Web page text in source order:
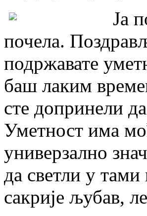
Ја
почела.
подржавате
баш лаким
сте допринели
Уметност има
универзално
да светли у
сакрије љубав,